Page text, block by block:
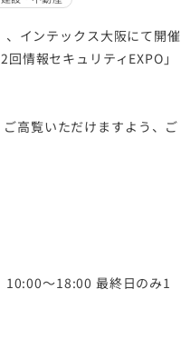
インテックス大阪にて開催
情報セキュリティEXPO」
高覧いただけますよう、ご
10:00～18:00 最終日のみ1